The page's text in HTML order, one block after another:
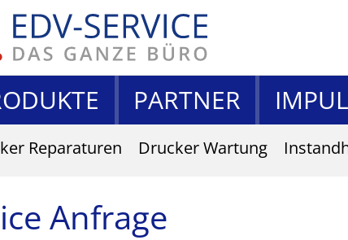
PARTNER
Reparaturen Drucker Wartung
Anfrage